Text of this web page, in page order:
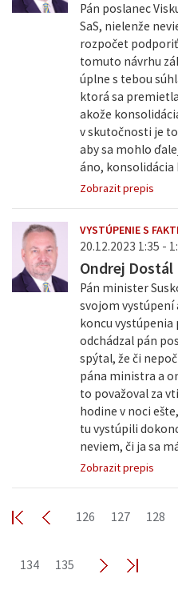
Pán poslanec
SaS, nielenže
rozpočet
tomuto návrhu
úplne s tebou
ktorá sa
akože
v skutočnosti je
aby sa mohlo
áno, konsolidácia
Zobrazit prepis
VYSTÚPENIE S
20.12.2023 1:35 -
Ondrej Dostál
Pán minister
svojom vystúpení
koncu vystúpenia
odchádzal pán
spýtal, že či
pána ministra a
to považoval za
hodine v noci
tu vystúpili
neviem, či ja sa
Zobrazit prepis
126 127 128
134
135